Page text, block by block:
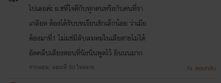
ไปเลยค่ะ ผ.ชที่ใจดีกับทุกคนหรือกับคนที่รา
เกลียด ต้องได้รับบทเรียนชักเล็กน้อย ว่าเมีย
ต้องมาที่1 ไม่มช่มีลับลมคมในเสียดายไม่ได้
อัดคลืปเสียงตอนที่นังนั่นพูดไว้ อินนนมาก
จากตอน: ตอนที่ 50 ใจสลาย ตอบกลับ